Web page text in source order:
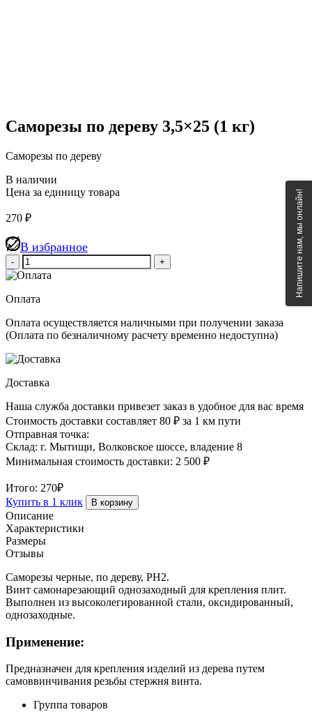
Саморезы по дереву 3,5×25 (1 кг)
Саморезы по дереву
В наличии
Цена за единицу товара
270 ₽
В избранное
Количество
товара
по
3,5x25
(1
Оплата
Оплата осуществляется наличными при получении заказа
(Оплата по безналичному расчету временно недоступна)
Доставка
Наша служба доставки привезет заказ в удобное для вас время
Стоимость доставки составляет 80 ₽ за 1 км пути
Отправная точка:
Склад: г. Мытищи, Волковское шоссе, владение 8
Минимальная стоимость доставки: 2 500 ₽
Итого: 270₽
Купить в 1 клик
В корзину
Описание
Характеристики
Размеры
Отзывы
Саморезы черные, по дереву, РН2.
Винт самонарезающий однозаходный для крепления плит.
Выполнен из высоколегированной стали, оксидированный,
однозаходные.
Применение:
Предназначен для крепления изделий из дерева путем
самоввинчивания резьбы стержня винта.
Группа товаров
Напишите нам, мы онлайн!